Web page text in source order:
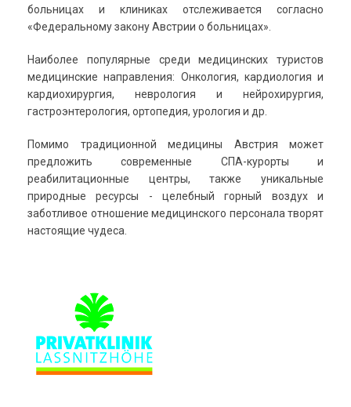
больницах и клиниках отслеживается согласно
«Федеральному закону Австрии о больницах».
Наиболее популярные среди медицинских туристов
медицинские направления: Онкология, кардиология и
кардиохирургия, неврология и нейрохирургия,
гастроэнтерология, ортопедия, урология и др.
Помимо традиционной медицины Австрия может
предложить современные СПА-курорты и
реабилитационные центры, также уникальные
природные ресурсы - целебный горный воздух и
заботливое отношение медицинского персонала творят
настоящие чудеса.